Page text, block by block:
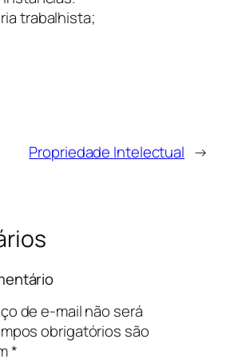
trabalhista;
Propriedade Intelectual →
de e-mail não será
obrigatórios são
*